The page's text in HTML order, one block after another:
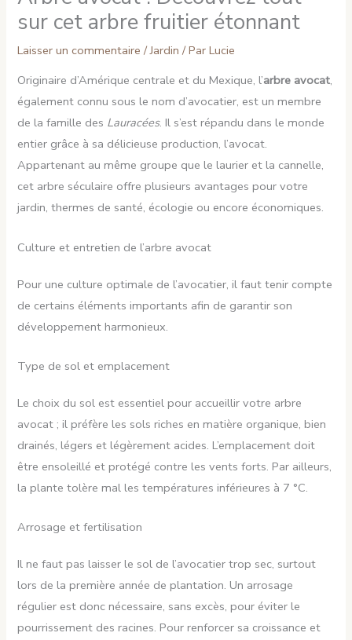
sur cet arbre fruitier étonnant
Laisser un commentaire /Jardin / ParLucie
Originaire d’Amérique centrale et du Mexique, l’arbre avocat,
également connu sous le nom d’avocatier, est un membre
de la famille des Lauracées. Il s’est répandu dans le monde
entier grâce à sa délicieuse production, l’avocat.
Appartenant au même groupe que le laurier et la cannelle,
cet arbre séculaire offre plusieurs avantages pour votre
jardin, thermes de santé, écologie ou encore économiques.
Culture et entretien de l’arbre avocat
Pour une culture optimale de l’avocatier, il faut tenir compte
de certains éléments importants afin de garantir son
développement harmonieux.
Type de sol et emplacement
Le choix du sol est essentiel pour accueillir votre arbre
avocat ; il préfère les sols riches en matière organique, bien
drainés, légers et légèrement acides. L’emplacement doit
être ensoleillé et protégé contre les vents forts. Par ailleurs,
la plante tolère mal les températures inférieures à 7 °C.
Arrosage et fertilisation
Il ne faut pas laisser le sol de l’avocatier trop sec, surtout
lors de la première année de plantation. Un arrosage
régulier est donc nécessaire, sans excès, pour éviter le
pourrissement des racines. Pour renforcer sa croissance et